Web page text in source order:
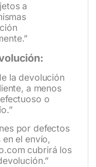
a
la devolución
a menos
o
por defectos
el envío,
cubrirá los